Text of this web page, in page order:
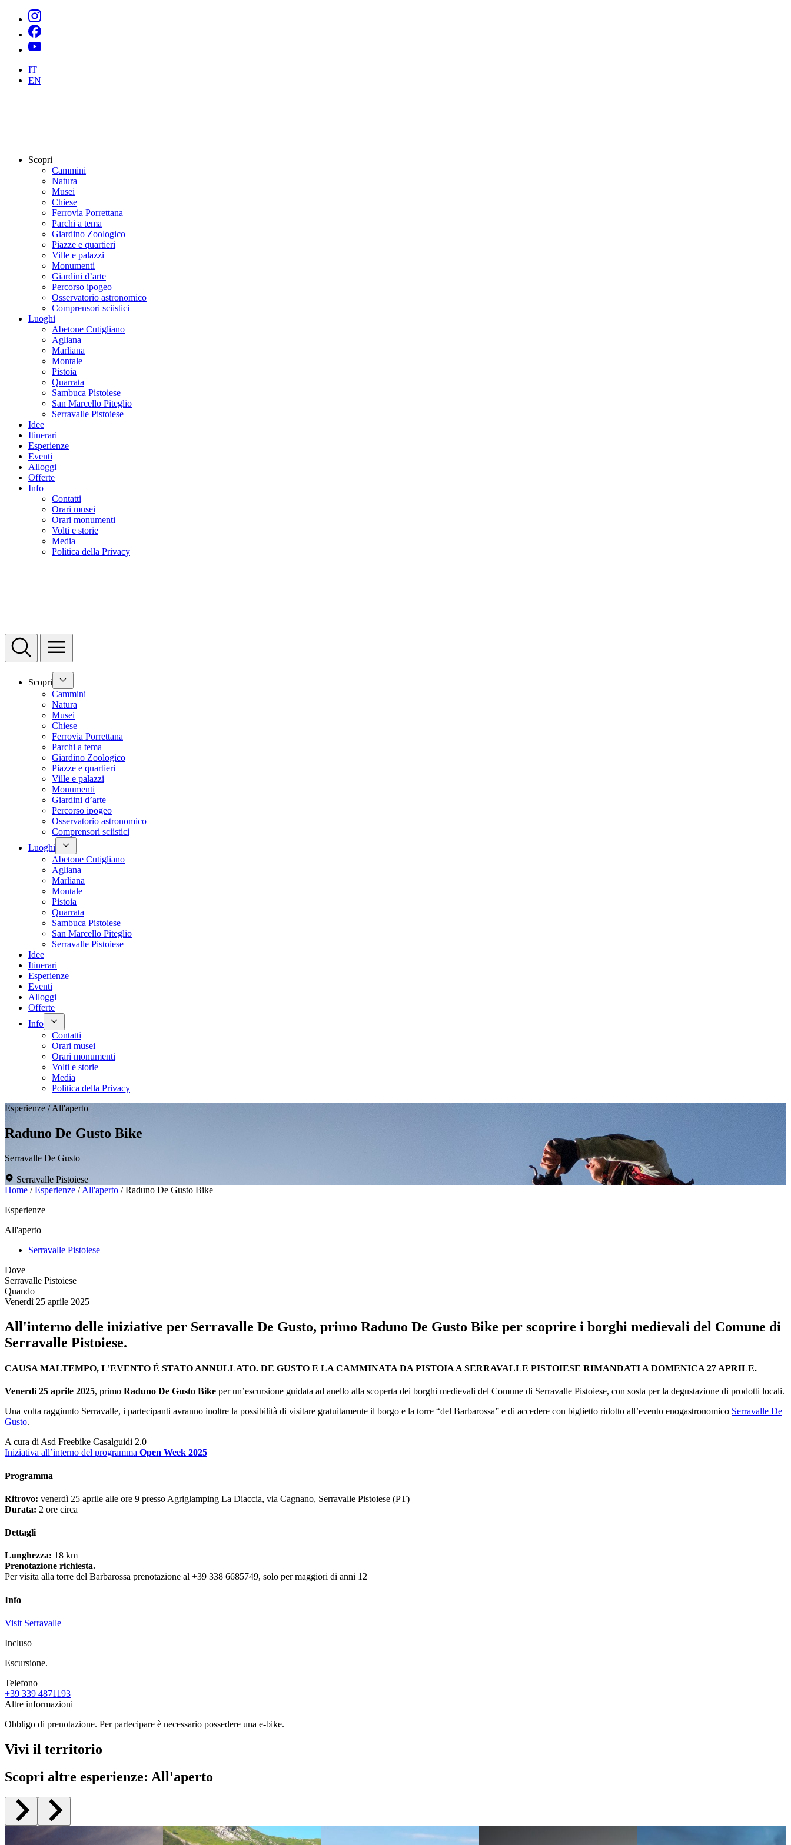
IT
EN
Scopri
Cammini
Natura
Musei
Chiese
Ferrovia Porrettana
Parchi a tema
Giardino Zoologico
Piazze e quartieri
Ville e palazzi
Monumenti
Giardini d’arte
Percorso ipogeo
Osservatorio astronomico
Comprensori sciistici
Luoghi
Abetone Cutigliano
Agliana
Marliana
Montale
Pistoia
Quarrata
Sambuca Pistoiese
San Marcello Piteglio
Serravalle Pistoiese
Idee
Itinerari
Esperienze
Eventi
Alloggi
Offerte
Info
Contatti
Orari musei
Orari monumenti
Volti e storie
Media
Politica della Privacy
Scopri
Cammini
Natura
Musei
Chiese
Ferrovia Porrettana
Parchi a tema
Giardino Zoologico
Piazze e quartieri
Ville e palazzi
Monumenti
Giardini d’arte
Percorso ipogeo
Osservatorio astronomico
Comprensori sciistici
Luoghi
Abetone Cutigliano
Agliana
Marliana
Montale
Pistoia
Quarrata
Sambuca Pistoiese
San Marcello Piteglio
Serravalle Pistoiese
Idee
Itinerari
Esperienze
Eventi
Alloggi
Offerte
Info
Contatti
Orari musei
Orari monumenti
Volti e storie
Media
Politica della Privacy
Esperienze / All'aperto
Raduno De Gusto Bike
Serravalle De Gusto
Serravalle Pistoiese
Home /Esperienze /All'aperto /Raduno De Gusto Bike
Esperienze
All'aperto
Serravalle Pistoiese
Dove
Serravalle Pistoiese
Quando
Venerdì 25 aprile 2025
All'interno delle iniziative per Serravalle De Gusto, primo Raduno De Gusto Bike per scoprire i borghi medievali del Comune di
Serravalle Pistoiese.
CAUSA MALTEMPO, L’EVENTO É STATO ANNULLATO. DE GUSTO E LA CAMMINATA DA PISTOIA A SERRAVALLE PISTOIESE RIMANDATI A DOMENICA 27 APRILE.
Venerdì 25 aprile 2025, primo Raduno De Gusto Bike per un’escursione guidata ad anello alla scoperta dei borghi medievali del Comune di Serravalle Pistoiese, con sosta per la degustazione di prodotti locali.
Una volta raggiunto Serravalle, i partecipanti avranno inoltre la possibilità di visitare gratuitamente il borgo e la torre “del Barbarossa” e di accedere con biglietto ridotto all’evento enogastronomico Serravalle De
Gusto.
A cura di Asd Freebike Casalguidi 2.0
Iniziativa all’interno del programma Open Week 2025
Programma
Ritrovo: venerdì 25 aprile alle ore 9 presso Agriglamping La Diaccia, via Cagnano, Serravalle Pistoiese (PT)
Durata: 2 ore circa
Dettagli
Lunghezza: 18 km
Prenotazione richiesta.
Per visita alla torre del Barbarossa prenotazione al +39 338 6685749, solo per maggiori di anni 12
Info
Visit Serravalle
Incluso
Escursione.
Telefono
+39 339 4871193
Altre informazioni
Obbligo di prenotazione. Per partecipare è necessario possedere una e-bike.
Vivi il territorio
Scopri altre esperienze: All'aperto